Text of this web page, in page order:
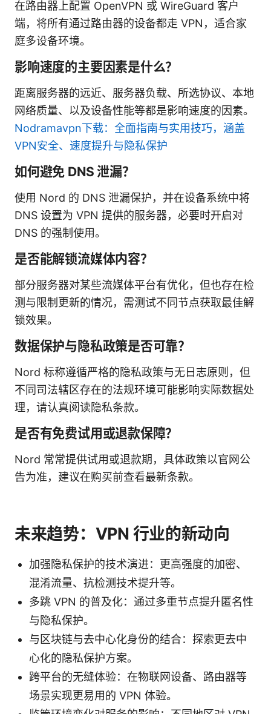
在路由器上配置 OpenVPN 或 WireGuard 客户
端，将所有通过路由器的设备都走 VPN，适合家
庭多设备环境。
影响速度的主要因素是什么？
距离服务器的远近、服务器负载、所选协议、本地
网络质量、以及设备性能等都是影响速度的因素。
Nodramavpn下载：全面指南与实用技巧，涵盖
VPN安全、速度提升与隐私保护
如何避免 DNS 泄漏？
使用 Nord 的 DNS 泄漏保护，并在设备系统中将
DNS 设置为 VPN 提供的服务器，必要时开启对
DNS 的强制使用。
是否能解锁流媒体内容？
部分服务器对某些流媒体平台有优化，但也存在检
测与限制更新的情况，需测试不同节点获取最佳解
锁效果。
数据保护与隐私政策是否可靠？
Nord 标称遵循严格的隐私政策与无日志原则，但
不同司法辖区存在的法规环境可能影响实际数据处
理，请认真阅读隐私条款。
是否有免费试用或退款保障？
Nord 常常提供试用或退款期，具体政策以官网公
告为准，建议在购买前查看最新条款。
未来趋势：VPN 行业的新动向
加强隐私保护的技术演进：更高强度的加密、
混淆流量、抗检测技术提升等。
多跳 VPN 的普及化：通过多重节点提升匿名性
与隐私保护。
与区块链与去中心化身份的结合：探索更去中
心化的隐私保护方案。
跨平台的无缝体验：在物联网设备、路由器等
场景实现更易用的 VPN 体验。